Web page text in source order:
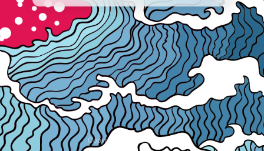
Copyright © 2026安逸导航